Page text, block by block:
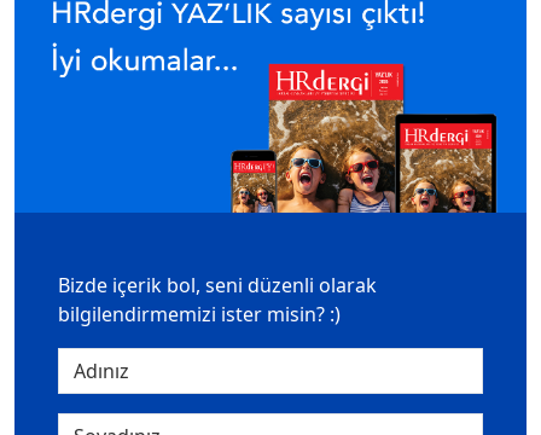
Bizde içerik bol, seni düzenli olarak
bilgilendirmemizi ister misin? :)